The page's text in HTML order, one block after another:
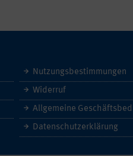
Nutzungsbestimmungen
Widerruf
Datenschutzerklärung